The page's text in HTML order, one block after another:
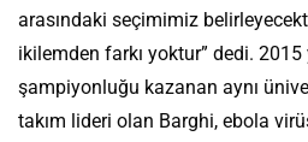
arasındaki seçimimiz
ikilemden farkı yoktur” dedi. 2015
şampiyonluğu kazanan aynı
takım lideri olan Barghi, ebola